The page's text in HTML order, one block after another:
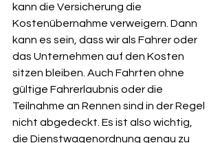
kann die Versicherung die
Kostenübernahme verweigern. Dann
kann es sein, dass wir als Fahrer oder
das Unternehmen auf den Kosten
sitzen bleiben. Auch Fahrten ohne
gültige Fahrerlaubnis oder die
Teilnahme an Rennen sind in der Regel
nicht abgedeckt. Es ist also wichtig,
die Dienstwagenordnung genau zu